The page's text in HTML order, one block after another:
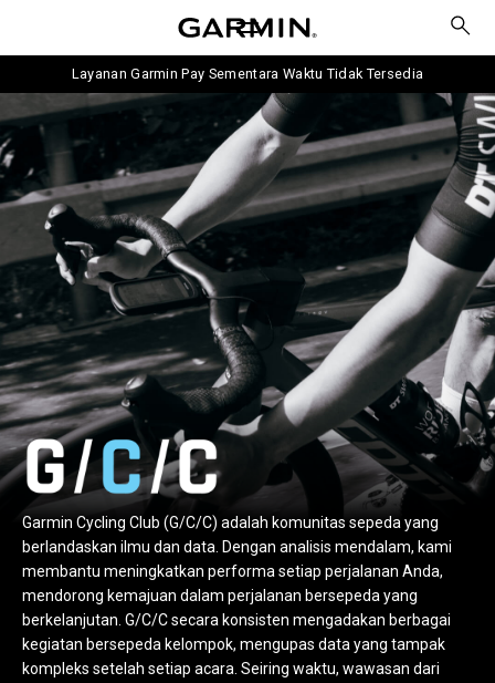
Layanan Garmin Pay Sementara Waktu Tidak Tersedia
Garmin Cycling Club ( GCC )
Garmin Cycling Club (G/C/C) adalah komunitas sepeda yang
berlandaskan ilmu dan data. Dengan analisis mendalam, kami
membantu meningkatkan performa setiap perjalanan Anda,
mendorong kemajuan dalam perjalanan bersepeda yang
berkelanjutan. G/C/C secara konsisten mengadakan berbagai
kegiatan bersepeda kelompok, mengupas data yang tampak
kompleks setelah setiap acara. Seiring waktu, wawasan dari